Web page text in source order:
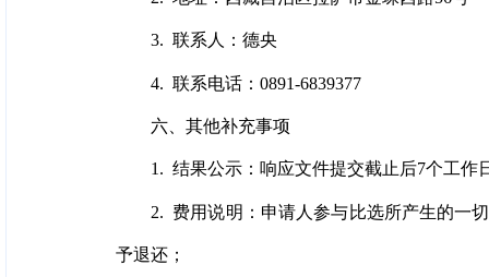
3. 联系人：德央
4. 联系电话：0891-6839377
六、其他补充事项
1. 结果公示：响应文件提交截止后7个工作
2. 费用说明：申请人参与比选所产生的一
予退还；